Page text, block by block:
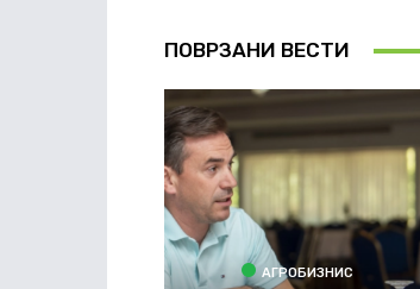
ПОВРЗАНИ ВЕСТИ
АГРОБИЗНИС